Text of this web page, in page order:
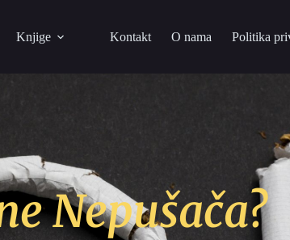
Knjige Kontakt O nama Politika
Nepušača?